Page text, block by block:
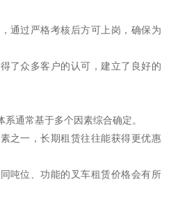
通过严格考核后方可上岗，确保为
了众多客户的认可，建立了良好的
通常基于多个因素综合确定。
之一，长期租赁往往能获得更优惠
吨位、功能的叉车租赁价格会有所